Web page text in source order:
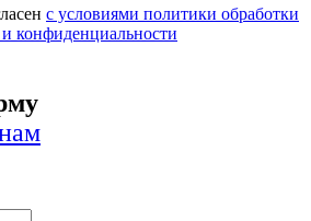
с условиями политики обработки
конфиденциальности